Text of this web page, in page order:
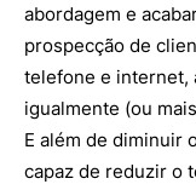
abordagem e
prospecção de
telefone e internet,
igualmente (ou
E além de diminuir
capaz de reduzir o